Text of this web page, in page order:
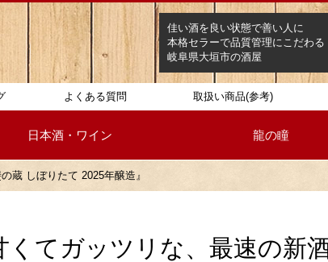
佳い酒を良い状態で善い人に
本格セラーで品質管理にこだわる
岐阜県大垣市の酒屋
よくある質問 取扱い商品(参考)
日本酒・ワイン 龍の瞳
蔵 しぼりたて 2025年醸造』
くてガッツリな、最速の新